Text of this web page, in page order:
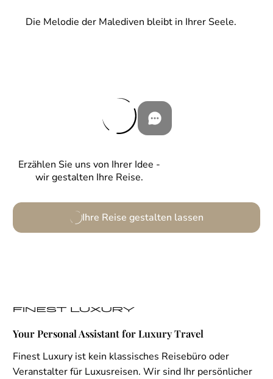
Erzählen Sie uns von Ihrer Idee -
wir gestalten Ihre Reise.
Ihre Reise gestalten lassen
Die Melodie der Malediven bleibt in Ihrer Seele.
Your Personal Assistant for Luxury Travel
Finest Luxury ist kein klassisches Reisebüro oder
Veranstalter für Luxusreisen. Wir sind Ihr persönlicher